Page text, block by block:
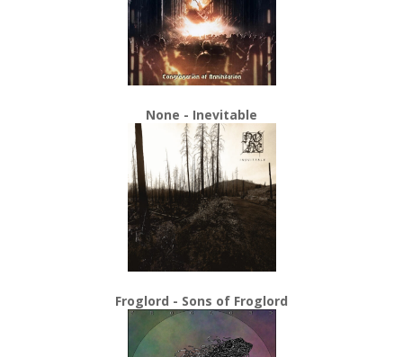
None - Inevitable
Froglord - Sons of Froglord